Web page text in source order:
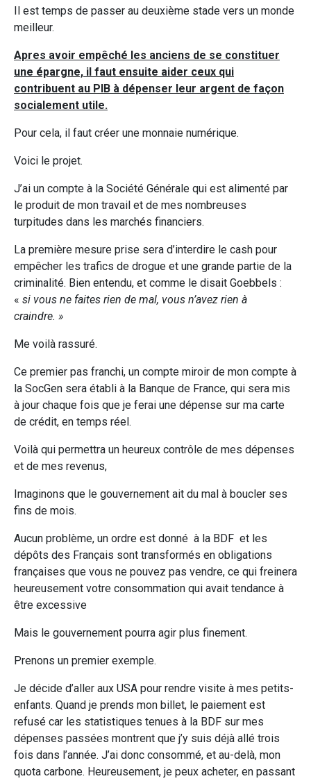
Il est temps de passer au deuxième stade vers un monde
meilleur.
Apres avoir empêché les anciens de se constituer
une épargne, il faut ensuite aider ceux qui
contribuent au PIB à dépenser leur argent de façon
socialement utile.
Pour cela, il faut créer une monnaie numérique.
Voici le projet.
J’ai un compte à la Société Générale qui est alimenté par
le produit de mon travail et de mes nombreuses
turpitudes dans les marchés financiers.
La première mesure prise sera d’interdire le cash pour
empêcher les trafics de drogue et une grande partie de la
criminalité. Bien entendu, et comme le disait Goebbels :
« si vous ne faites rien de mal, vous n’avez rien à
craindre. »
Me voilà rassuré.
Ce premier pas franchi, un compte miroir de mon compte à
la SocGen sera établi à la Banque de France, qui sera mis
à jour chaque fois que je ferai une dépense sur ma carte
de crédit, en temps réel.
Voilà qui permettra un heureux contrôle de mes dépenses
et de mes revenus,
Imaginons que le gouvernement ait du mal à boucler ses
fins de mois.
Aucun problème, un ordre est donné à la BDF et les
dépôts des Français sont transformés en obligations
françaises que vous ne pouvez pas vendre, ce qui freinera
heureusement votre consommation qui avait tendance à
être excessive
Mais le gouvernement pourra agir plus finement.
Prenons un premier exemple.
Je décide d’aller aux USA pour rendre visite à mes petits-
enfants. Quand je prends mon billet, le paiement est
refusé car les statistiques tenues à la BDF sur mes
dépenses passées montrent que j’y suis déjà allé trois
fois dans l’année. J’ai donc consommé, et au-delà, mon
quota carbone. Heureusement, je peux acheter, en passant